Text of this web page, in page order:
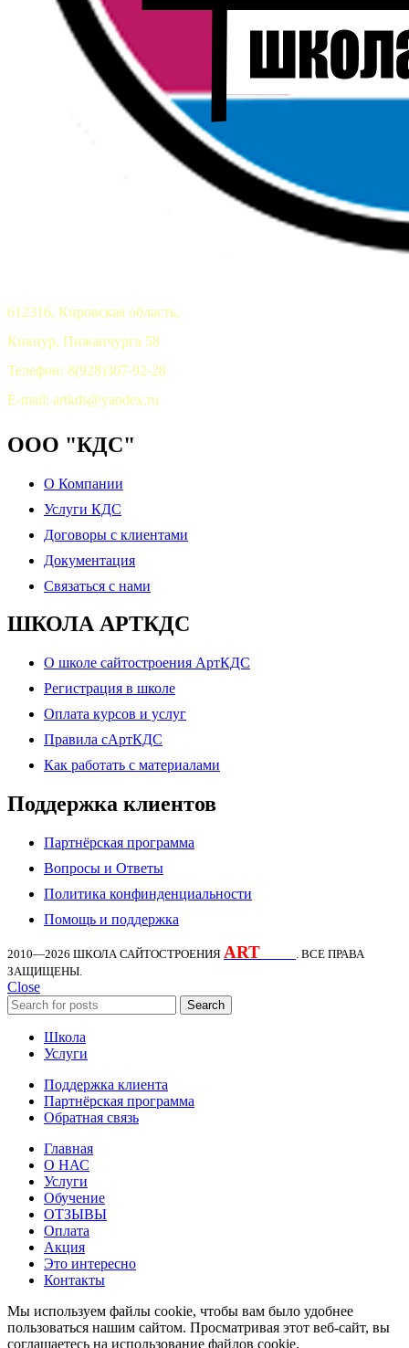
612316, Кировская область,
Кикнур, Пижанчурга 58
Телефон: 8(928)307-92-28
E-mail: artkds@yandex.ru
ООО "КДС"
О Компании
Услуги КДС
Договоры с клиентами
Документация
Связаться с нами
ШКОЛА АРТКДС
О школе сайтостроения АртКДС
Регистрация в школе
Оплата курсов и услуг
Правила сАртКДС
Как работать с материалами
Поддержка клиентов
Партнёрская программа
Вопросы и Ответы
Политика конфинденциальности
Помощь и поддержка
2010—2026 ШКОЛА САЙТОСТРОЕНИЯ ART
. ВСЕ ПРАВА
ЗАЩИЩЕНЫ.
Close
Search
Школа
Услуги
Поддержка клиента
Партнёрская программа
Обратная связь
Главная
О НАС
Услуги
Обучение
ОТЗЫВЫ
Оплата
Акция
Это интересно
Контакты
Мы используем файлы cookie, чтобы вам было удобнее
пользоваться нашим сайтом. Просматривая этот веб-сайт, вы
соглашаетесь на использование файлов cookie.